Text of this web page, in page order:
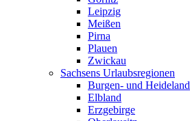
Leipzig
Meißen
Pirna
Plauen
Zwickau
Sachsens Urlaubsregionen
Burgen- und Heideland
Elbland
Erzgebirge